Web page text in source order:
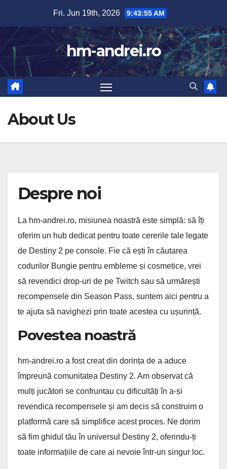
content
Fri. Jun 19th, 2026 9:43:55 AM
hm-andrei.ro
About Us
Despre noi
La hm-andrei.ro, misiunea noastră este simplă: să îți
oferim un hub dedicat pentru toate cererile tale legate
de Destiny 2 pe console. Fie că ești în căutarea
codurilor Bungie pentru embleme și cosmetice, vrei
să revendici drop-uri de pe Twitch sau să urmărești
recompensele din Season Pass, suntem aici pentru a
te ajuta să navighezi prin toate acestea cu ușurință.
Povestea noastră
hm-andrei.ro a fost creat din dorința de a aduce
împreună comunitatea Destiny 2. Am observat că
mulți jucători se confruntau cu dificultăți în a-și
revendica recompensele și am decis să construim o
platformă care să simplifice acest proces. Ne dorim
să fim ghidul tău în universul Destiny 2, oferindu-ți
toate informațiile de care ai nevoie într-un singur loc.